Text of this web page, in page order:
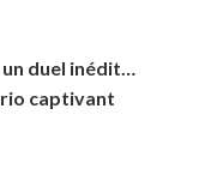
duel inédit…
captivant